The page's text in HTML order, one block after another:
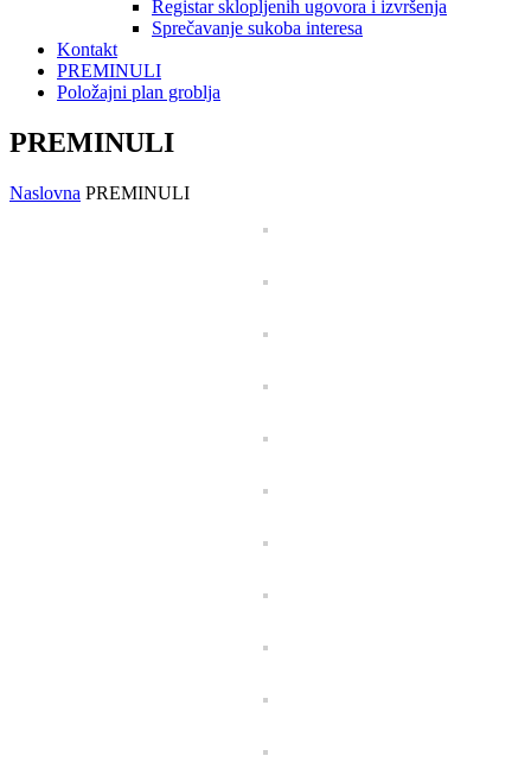
Registar sklopljenih ugovora i izvršenja
Sprečavanje sukoba interesa
Kontakt
PREMINULI
Položajni plan groblja
PREMINULI
Naslovna PREMINULI